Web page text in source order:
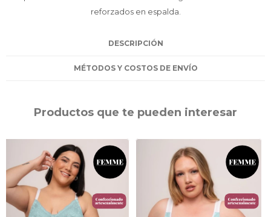
reforzados en espalda.
DESCRIPCIÓN
MÉTODOS Y COSTOS DE ENVÍO
Productos que te pueden interesar